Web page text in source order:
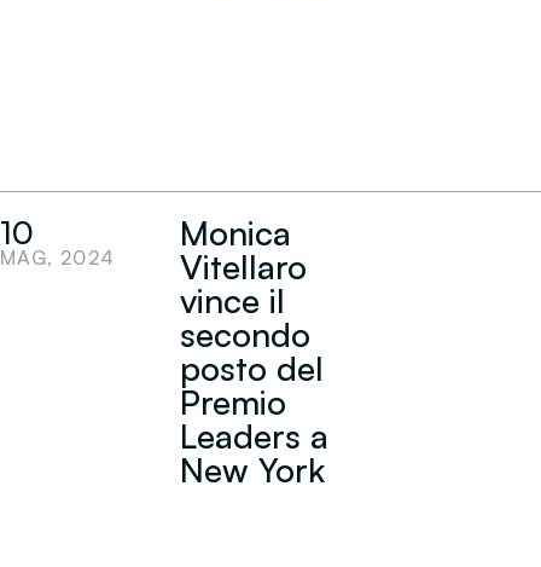
10
MAG, 2024
Monica
Vitellaro
vince il
secondo
posto del
Premio
Leaders a
New York